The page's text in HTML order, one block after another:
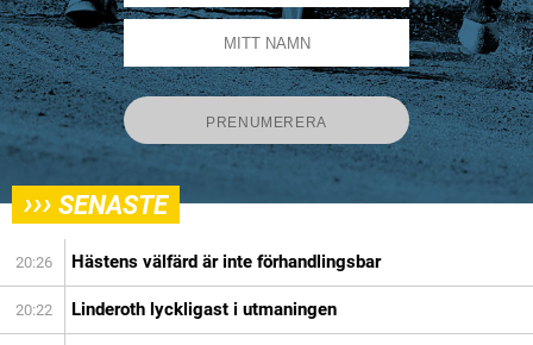
››› SENASTE
20:26 Hästens välfärd är inte förhandlingsbar
20:22 Linderoth lyckligast i utmaningen